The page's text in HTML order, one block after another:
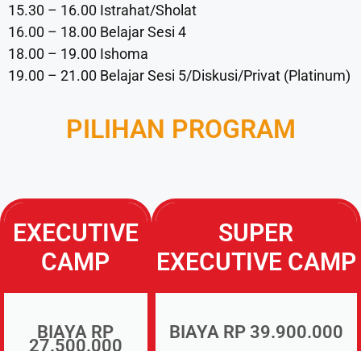
15.30 – 16.00 Istrahat/Sholat
16.00 – 18.00 Belajar Sesi 4
18.00 – 19.00 Ishoma
19.00 – 21.00 Belajar Sesi 5/Diskusi/Privat (Platinum)
PILIHAN PROGRAM
EXECUTIVE
CAMP
BIAYA RP
27.500.000
SUPER
EXECUTIVE CAMP
BIAYA RP 39.900.000